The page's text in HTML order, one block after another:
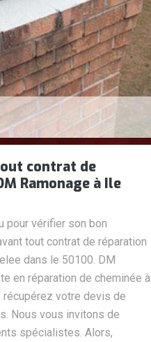
contrat de
Ramonage à Ile
pour vérifier son bon
tout contrat de réparation
dans le 50100. DM
en réparation de cheminée à
votre devis de
Nous vous invitons de
spécialistes. Alors,